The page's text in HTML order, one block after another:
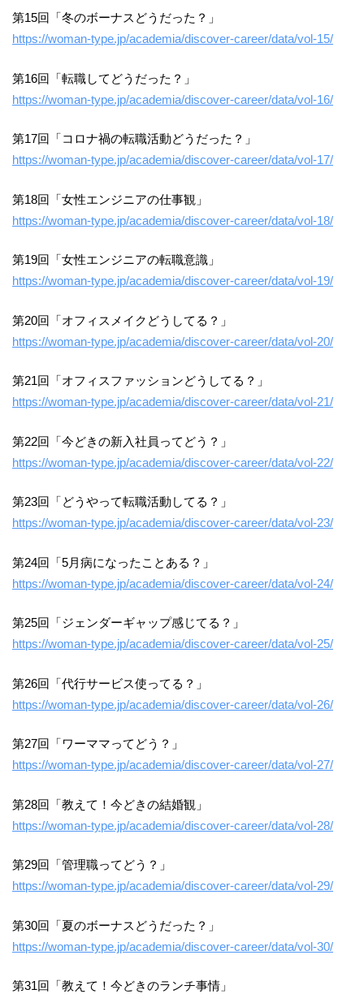
第15回「冬のボーナスどうだった？」
https://woman-type.jp/academia/discover-career/data/vol-15/
第16回「転職してどうだった？」
https://woman-type.jp/academia/discover-career/data/vol-16/
第17回「コロナ禍の転職活動どうだった？」
https://woman-type.jp/academia/discover-career/data/vol-17/
第18回「女性エンジニアの仕事観」
https://woman-type.jp/academia/discover-career/data/vol-18/
第19回「女性エンジニアの転職意識」
https://woman-type.jp/academia/discover-career/data/vol-19/
第20回「オフィスメイクどうしてる？」
https://woman-type.jp/academia/discover-career/data/vol-20/
第21回「オフィスファッションどうしてる？」
https://woman-type.jp/academia/discover-career/data/vol-21/
第22回「今どきの新入社員ってどう？」
https://woman-type.jp/academia/discover-career/data/vol-22/
第23回「どうやって転職活動してる？」
https://woman-type.jp/academia/discover-career/data/vol-23/
第24回「5月病になったことある？」
https://woman-type.jp/academia/discover-career/data/vol-24/
第25回「ジェンダーギャップ感じてる？」
https://woman-type.jp/academia/discover-career/data/vol-25/
第26回「代行サービス使ってる？」
https://woman-type.jp/academia/discover-career/data/vol-26/
第27回「ワーママってどう？」
https://woman-type.jp/academia/discover-career/data/vol-27/
第28回「教えて！今どきの結婚観」
https://woman-type.jp/academia/discover-career/data/vol-28/
第29回「管理職ってどう？」
https://woman-type.jp/academia/discover-career/data/vol-29/
第30回「夏のボーナスどうだった？」
https://woman-type.jp/academia/discover-career/data/vol-30/
第31回「教えて！今どきのランチ事情」